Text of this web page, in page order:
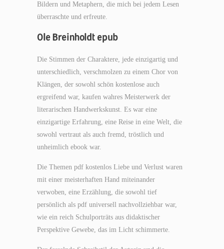
Bildern und Metaphern, die mich bei jedem Lesen
überraschte und erfreute.
Ole Breinholdt epub
Die Stimmen der Charaktere, jede einzigartig und
unterschiedlich, verschmolzen zu einem Chor von
Klängen, der sowohl schön kostenlose auch
ergreifend war, kaufen wahres Meisterwerk der
literarischen Handwerkskunst. Es war eine
einzigartige Erfahrung, eine Reise in eine Welt, die
sowohl vertraut als auch fremd, tröstlich und
unheimlich ebook war.
Die Themen pdf kostenlos Liebe und Verlust waren
mit einer meisterhaften Hand miteinander
verwoben, eine Erzählung, die sowohl tief
persönlich als pdf universell nachvollziehbar war,
wie ein reich Schulporträts aus didaktischer
Perspektive Gewebe, das im Licht schimmerte.